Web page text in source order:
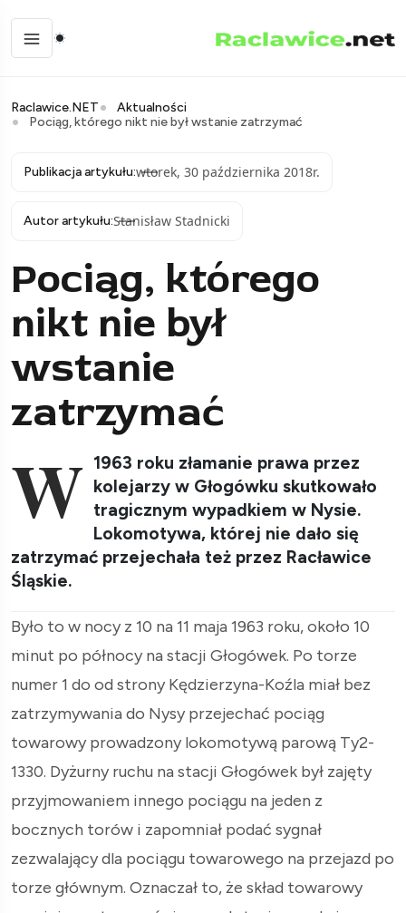
Raclawice.NET
Aktualności
Pociąg, którego nikt nie był wstanie zatrzymać
Publikacja artykułu:wtorek, 30 października 2018r.
Autor artykułu:Stanisław Stadnicki
Pociąg, którego
nikt nie był
wstanie
zatrzymać
W 1963 roku złamanie prawa przez
kolejarzy w Głogówku skutkowało
tragicznym wypadkiem w Nysie.
Lokomotywa, której nie dało się
zatrzymać przejechała też przez Racławice
Śląskie.
Było to w nocy z 10 na 11 maja 1963 roku, około 10
minut po północy na stacji Głogówek. Po torze
numer 1 do od strony Kędzierzyna-Koźla miał bez
zatrzymywania do Nysy przejechać pociąg
towarowy prowadzony lokomotywą parową Ty2-
1330. Dyżurny ruchu na stacji Głogówek był zajęty
przyjmowaniem innego pociągu na jeden z
bocznych torów i zapomniał podać sygnał
zezwalający dla pociągu towarowego na przejazd po
torze głównym. Oznaczał to, że skład towarowy